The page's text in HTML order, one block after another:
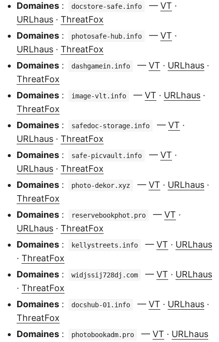
Domaines : docstore-safe.info — VT ·
URLhaus · ThreatFox
Domaines : photosafe-hub.info — VT ·
URLhaus · ThreatFox
Domaines : dashgamein.info — VT · URLhaus ·
ThreatFox
Domaines : image-vlt.info — VT · URLhaus ·
ThreatFox
Domaines : safedoc-storage.info — VT ·
URLhaus · ThreatFox
Domaines : safe-picvault.info — VT ·
URLhaus · ThreatFox
Domaines : photo-dekor.xyz — VT · URLhaus ·
ThreatFox
Domaines : reservebookphot.pro — VT ·
URLhaus · ThreatFox
Domaines : kellystreets.info — VT · URLhaus
· ThreatFox
Domaines : widjssij728dj.com — VT · URLhaus
· ThreatFox
Domaines : docshub-01.info — VT · URLhaus ·
ThreatFox
Domaines : photobookadm.pro — VT · URLhaus